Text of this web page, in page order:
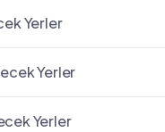
Yerler
Yerler
Yerler